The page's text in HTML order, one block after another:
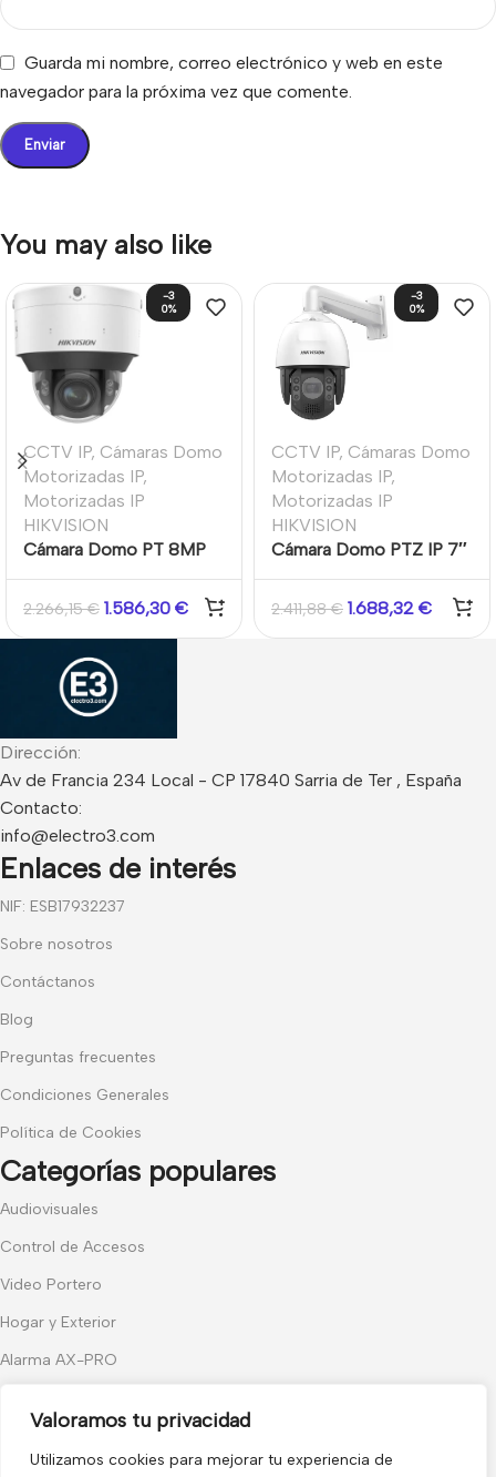
Valoramos tu privacidad
Utilizamos cookies para mejorar tu experiencia de
Guarda mi nombre, correo electrónico y web en este
navegador para la próxima vez que comente.
You may also like
-3
0%
CCTV IP, Cámaras Domo
Motorizadas IP,
Motorizadas IP
HIKVISION
Cámara Domo PT 8MP
varifocal motorizada
IR30 WDR IK10 IP67
Darkfighter
2.266,15€ 1.586,30 €
-3
0%
CCTV IP, Cámaras Domo
Motorizadas IP,
Motorizadas IP
HIKVISION
Cámara Domo PTZ IP 7″
8MP 25X IR200
Acusense DarkFighter
Hikvision
2.411,88€ 1.688,32 €
Dirección:
Av de Francia 234 Local - CP 17840 Sarria de Ter , España
Contacto:
info@electro3.com
Enlaces de interés
NIF: ESB17932237
Sobre nosotros
Contáctanos
Blog
Preguntas frecuentes
Condiciones Generales
Política de Cookies
Categorías populares
Audiovisuales
Control de Accesos
Video Portero
Hogar y Exterior
Alarma AX-PRO
Únete a nuestras novedades
Recibe las últimas novedades y promociones.